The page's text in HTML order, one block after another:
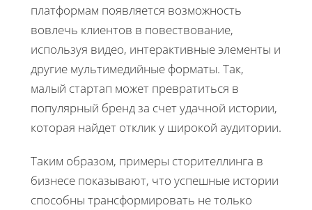
платформам появляется возможность
вовлечь клиентов в повествование,
используя видео, интерактивные элементы и
другие мультимедийные форматы. Так,
малый стартап может превратиться в
популярный бренд за счет удачной истории,
которая найдет отклик у широкой аудитории.
Таким образом, примеры сторителлинга в
бизнесе показывают, что успешные истории
способны трансформировать не только